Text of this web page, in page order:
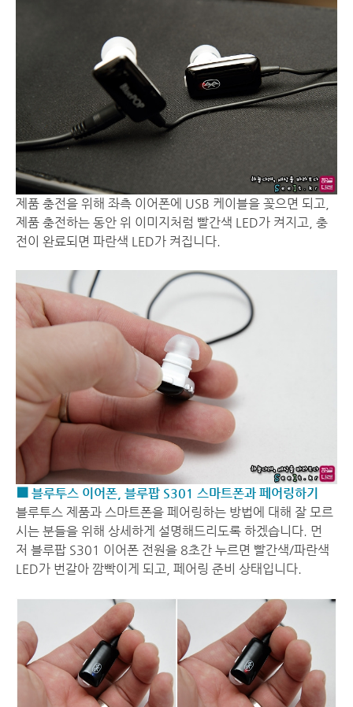
제품 충전을 위해 좌측 이어폰에 USB 케이블을 꽂으면 되고,
제품 충전하는 동안 위 이미지처럼 빨간색 LED가 켜지고, 충
전이 완료되면 파란색 LED가 켜집니다.
■ 블루투스 이어폰, 블루팝 S301 스마트폰과 페어링하기
블루투스 제품과 스마트폰을 페어링하는 방법에 대해 잘 모르
시는 분들을 위해 상세하게 설명해드리도록 하겠습니다. 먼
저 블루팝 S301 이어폰 전원을 8초간 누르면 빨간색/파란색
LED가 번갈아 깜빡이게 되고, 페어링 준비 상태입니다.